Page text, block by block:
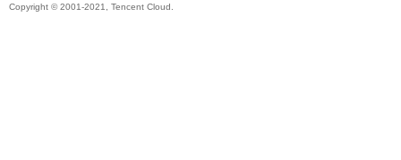
Copyright © 2001-2021, Tencent Cloud.